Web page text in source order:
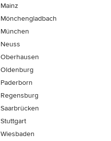
Mainz
Mönchen­gladbach
München
Neuss
Oberhausen
Oldenburg
Paderborn
Regensburg
Saarbrücken
Stuttgart
Wiesbaden